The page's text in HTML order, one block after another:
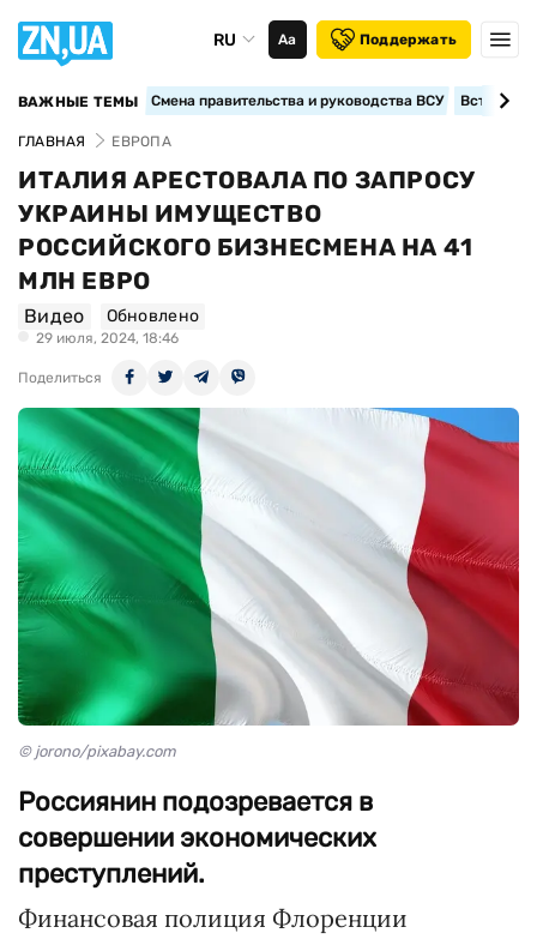
RU Аа Поддержать
ВАЖНЫЕ ТЕМЫ Смена правительства и руководства ВСУ
ГЛАВНАЯ ЕВРОПА
ИТАЛИЯ АРЕСТОВАЛА ПО ЗАПРОСУ
УКРАИНЫ ИМУЩЕСТВО
РОССИЙСКОГО БИЗНЕСМЕНА НА 41
МЛН ЕВРО
Видео Обновлено
29 июля, 2024, 18:46
Поделиться
© jorono/pixabay.com
Россиянин подозревается в
совершении экономических
преступлений.
Финансовая полиция Флоренции